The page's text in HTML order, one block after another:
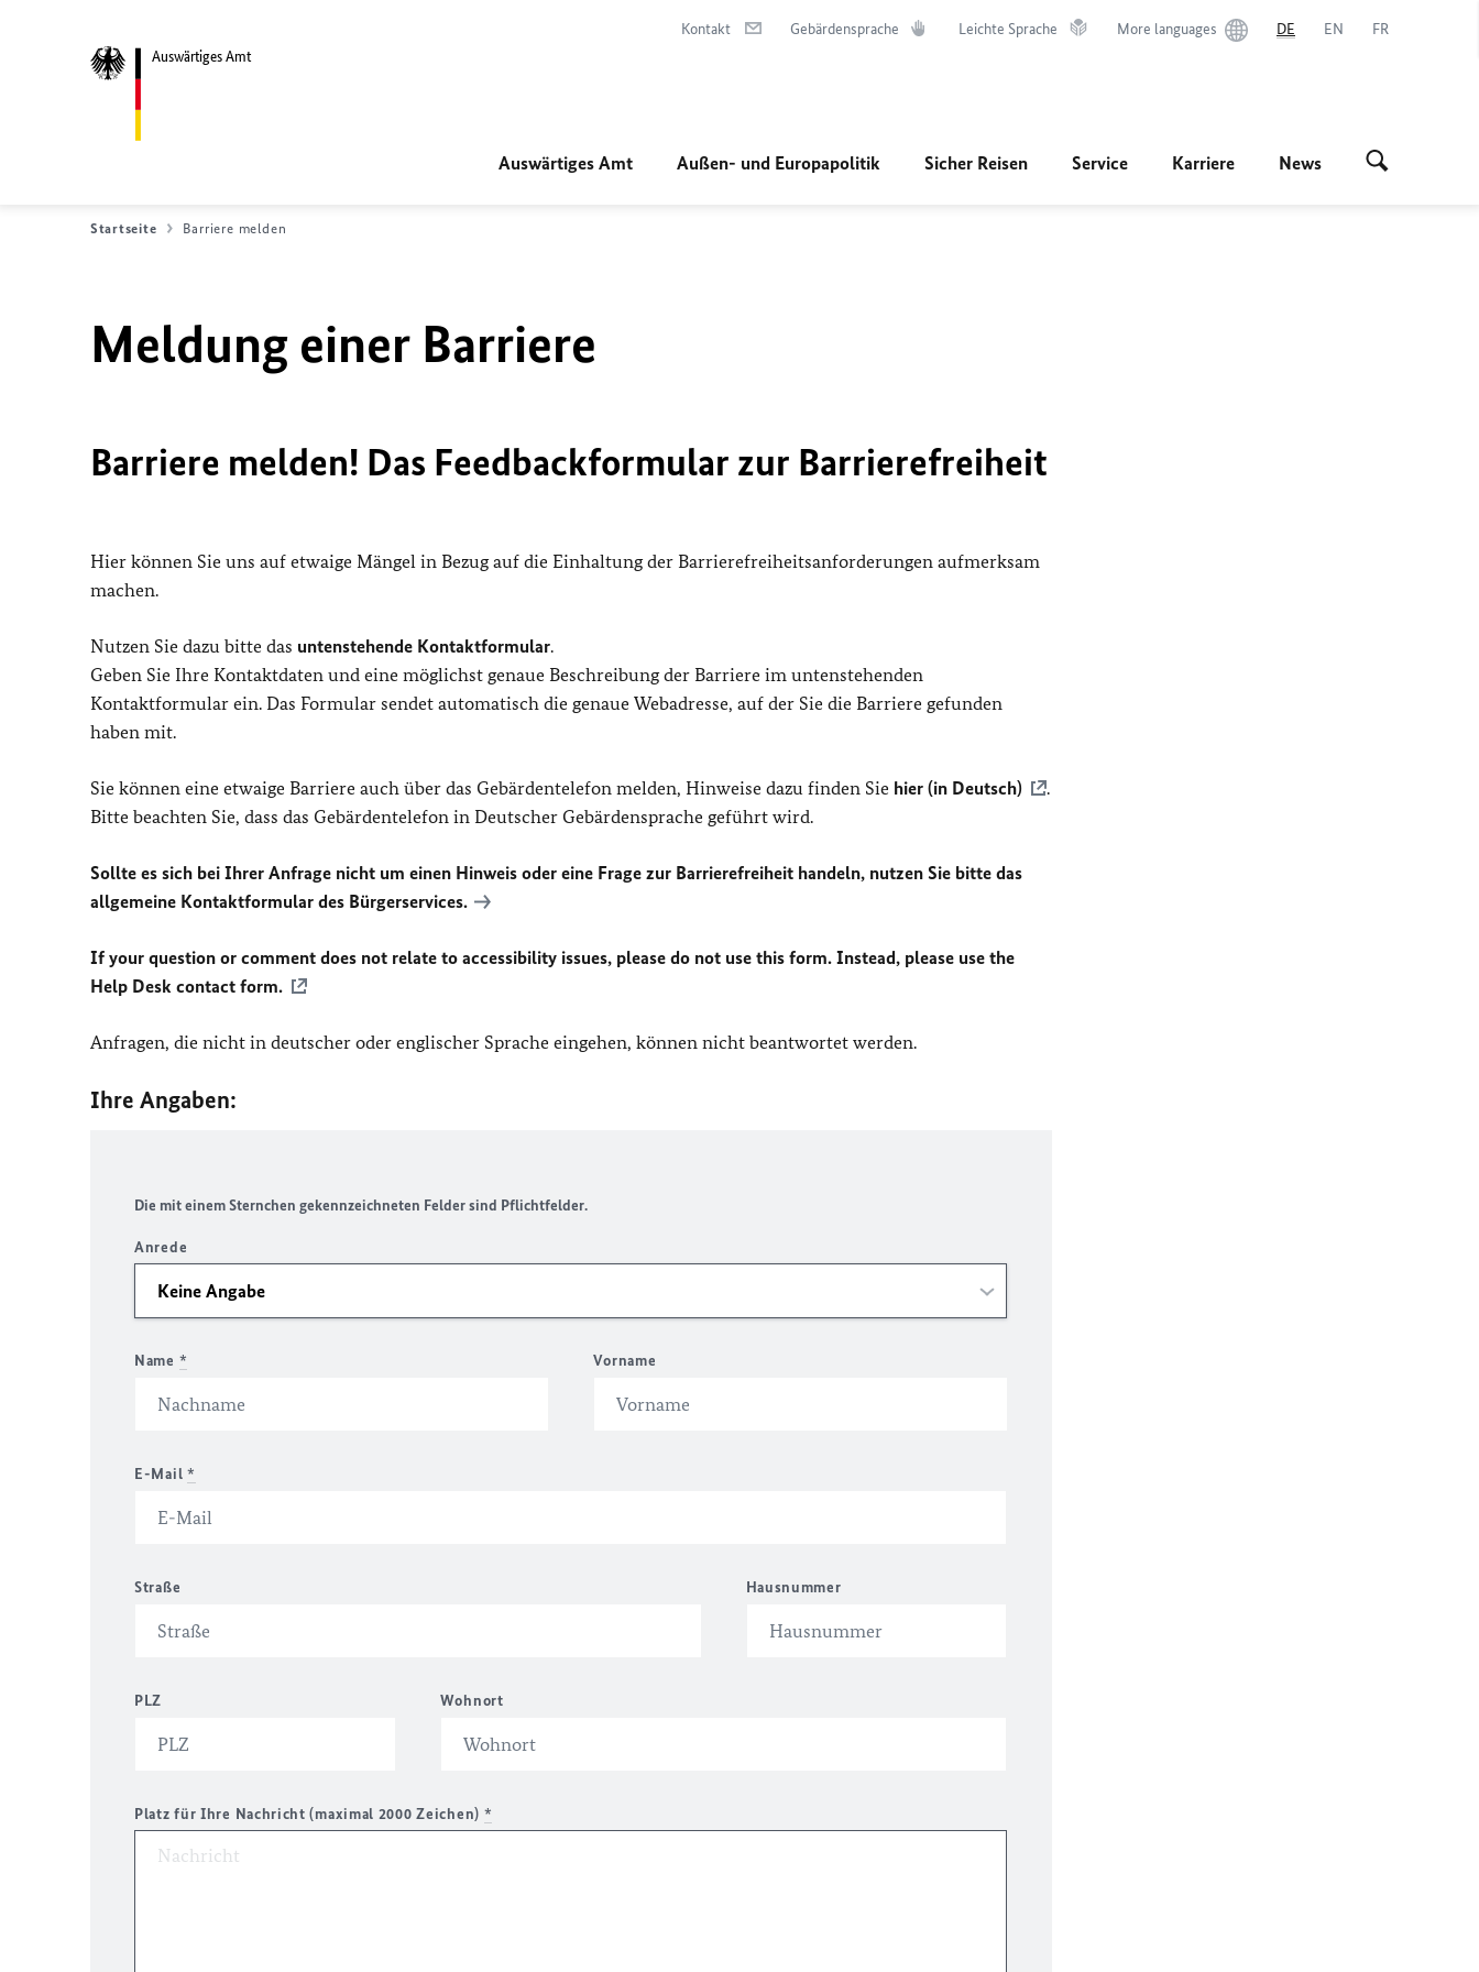
Auswärtiges Amt
Kontakt Gebärdensprache Leichte Sprache More languages DE EN FR
Auswärtiges Amt Außen- und Europapolitik Sicher Reisen Service Karriere News
Startseite Barriere melden
Meldung einer Barriere
Barriere melden! Das Feedbackformular zur Barrierefreiheit
Hier können Sie uns auf etwaige Mängel in Bezug auf die Einhaltung der Barrierefreiheitsanforderungen aufmerksam
machen.
Nutzen Sie dazu bitte das untenstehende Kontaktformular.
Geben Sie Ihre Kontaktdaten und eine möglichst genaue Beschreibung der Barriere im untenstehenden
Kontaktformular ein. Das Formular sendet automatisch die genaue Webadresse, auf der Sie die Barriere gefunden
haben mit.
Sie können eine etwaige Barriere auch über das Gebärdentelefon melden, Hinweise dazu finden Sie hier (in Deutsch)
.
Bitte beachten Sie, dass das Gebärdentelefon in Deutscher Gebärdensprache geführt wird.
Sollte es sich bei Ihrer Anfrage nicht um einen Hinweis oder eine Frage zur Barrierefreiheit handeln, nutzen Sie bitte das
allgemeine Kontaktformular des Bürgerservices.
If your question or comment does not relate to accessibility issues, please do not use this form. Instead, please use the
Help Desk contact form.
Anfragen, die nicht in deutscher oder englischer Sprache eingehen, können nicht beantwortet werden.
Ihre Angaben:
Die mit einem Sternchen gekennzeichneten Felder sind Pflichtfelder.
Anrede
Name * Vorname
E-Mail *
Straße Hausnummer
PLZ Wohnort
Platz für Ihre Nachricht (maximal 2000 Zeichen) *